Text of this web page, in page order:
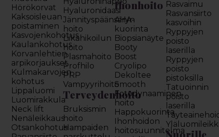
Hörökorvat
Kaksoisleuan
poistaminen
Kasvojenkohotus
Kaulankohotus
Korvanlehtien
arpikorjaukset
Kulmakarvojen
kohotus
Lippaluomi
Luomirakkula
Neck lift
Nenäleikkaus
Otsankohotus
Hyaluronidaasi
Jännityspäänsäryn
hoito
Liikahikoilun
hoito
Plasmahoito
Profhilo
PRP
Vampyyrihoito
Terveydenhoito
Bruksismin
hoito
Hampaiden
Ihonhoito
AHA-
kuorinta
Biopsianäyte
Booty
Boost
Cryolipo
Dekoltee
Smooth
Fotodynaaminen
hoito
Happokuorinta
Ihonhoidon
hoitosuunnitelma
Rasvaimu
Rasvansiirto
kasvoihin
Ryppyjen
poisto
laserilla
Ryppyjen
poisto
pistoksilla
Tatuoinnin
poisto
laserilla
Nuorille